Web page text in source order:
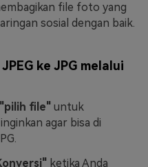
file foto yang
sosial dengan baik.
ke JPG melalui
"pilih file" untuk
agar bisa di
ketika Anda